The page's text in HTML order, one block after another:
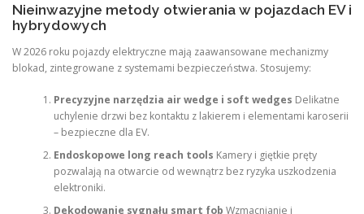
Nieinwazyjne metody otwierania w pojazdach EV i
hybrydowych
W 2026 roku pojazdy elektryczne mają zaawansowane mechanizmy
blokad, zintegrowane z systemami bezpieczeństwa. Stosujemy:
Precyzyjne narzędzia air wedge i soft wedges Delikatne
uchylenie drzwi bez kontaktu z lakierem i elementami karoserii
– bezpieczne dla EV.
Endoskopowe long reach tools Kamery i giętkie pręty
pozwalają na otwarcie od wewnątrz bez ryzyka uszkodzenia
elektroniki.
Dekodowanie sygnału smart fob Wzmacnianie i